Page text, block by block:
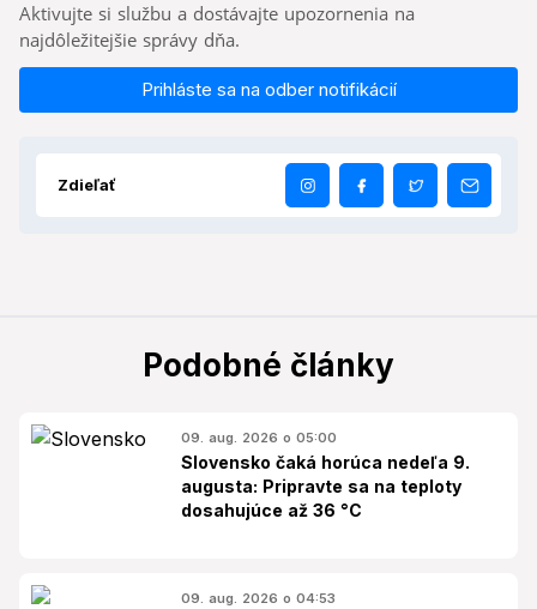
Aktivujte si službu a dostávajte upozornenia na
najdôležitejšie správy dňa.
Prihláste sa na odber notifikácií
Zdieľať
Podobné články
09. aug. 2026 o 05:00
Slovensko čaká horúca nedeľa 9.
augusta: Pripravte sa na teploty
dosahujúce až 36 °C
09. aug. 2026 o 04:53